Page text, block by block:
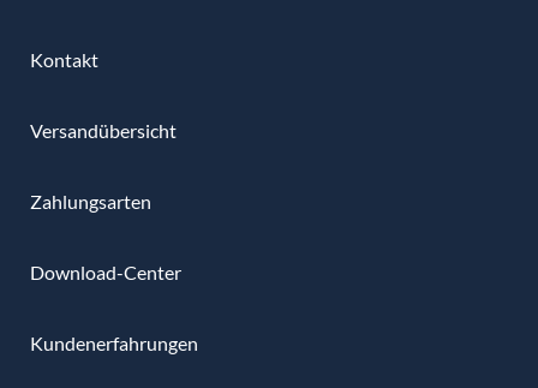
Kontakt
Versandübersicht
Zahlungsarten
Download-Center
Kundenerfahrungen